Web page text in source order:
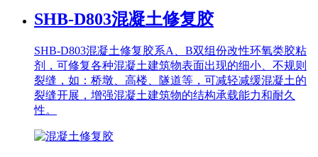
SHB-D803混凝土修复胶
SHB-D803混凝土修复胶系A、B双组份改性环氧类胶粘
剂，可修复各种混凝土建筑物表面出现的细小、不规则
裂缝，如：桥墩、高楼、隧道等，可减轻减缓混凝土的
裂缝开展，增强混凝土建筑物的结构承载能力和耐久
性。